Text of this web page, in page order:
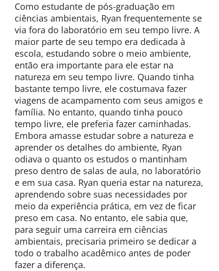
Como estudante de pós-graduação em
ciências ambientais, Ryan frequentemente se
via fora do laboratório em seu tempo livre. A
maior parte de seu tempo era dedicada à
escola, estudando sobre o meio ambiente,
então era importante para ele estar na
natureza em seu tempo livre. Quando tinha
bastante tempo livre, ele costumava fazer
viagens de acampamento com seus amigos e
família. No entanto, quando tinha pouco
tempo livre, ele preferia fazer caminhadas.
Embora amasse estudar sobre a natureza e
aprender os detalhes do ambiente, Ryan
odiava o quanto os estudos o mantinham
preso dentro de salas de aula, no laboratório
e em sua casa. Ryan queria estar na natureza,
aprendendo sobre suas necessidades por
meio da experiência prática, em vez de ficar
preso em casa. No entanto, ele sabia que,
para seguir uma carreira em ciências
ambientais, precisaria primeiro se dedicar a
todo o trabalho acadêmico antes de poder
fazer a diferença.